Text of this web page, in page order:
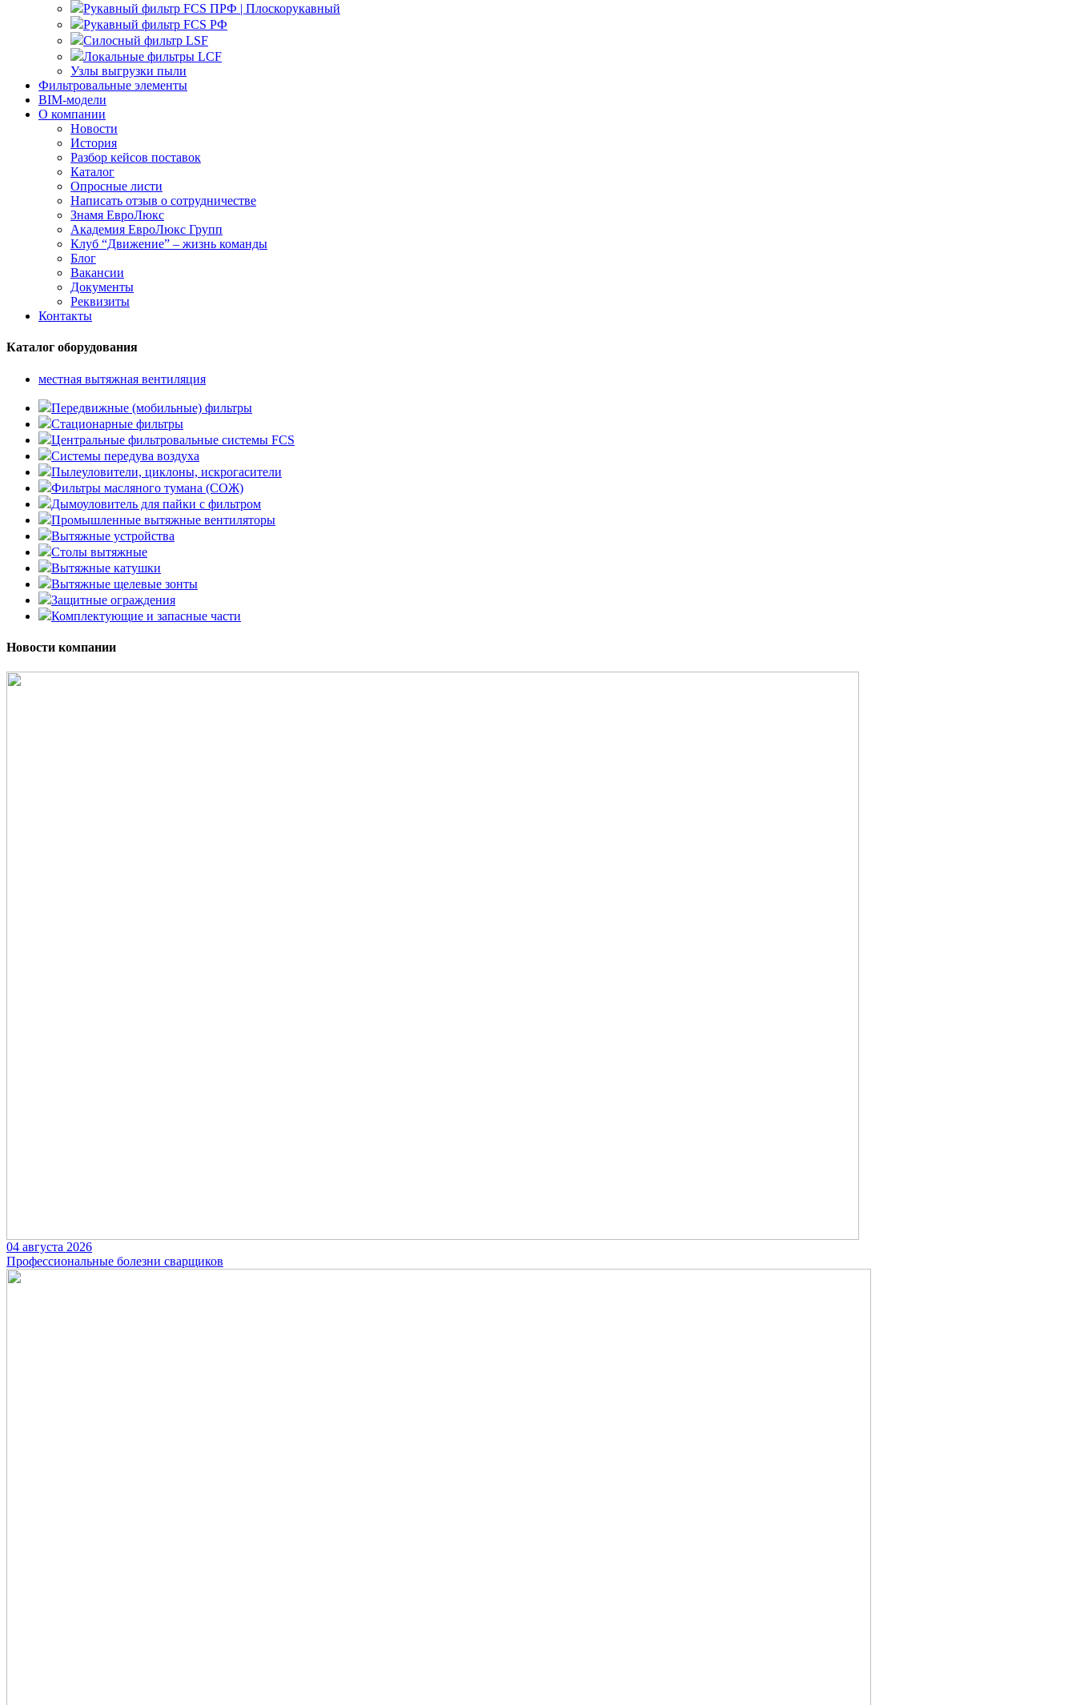
Рукавный фильтр FCS ПРФ | Плоскорукавный
Рукавный фильтр FCS РФ
Силосный фильтр LSF
Локальные фильтры LCF
Узлы выгрузки пыли
Фильтровальные элементы
BIM-модели
О компании
Новости
История
Разбор кейсов поставок
Каталог
Опросные листи
Написать отзыв о сотрудничестве
Знамя ЕвроЛюкс
Академия ЕвроЛюкс Групп
Клуб “Движение” – жизнь команды
Блог
Вакансии
Документы
Реквизиты
Контакты
Каталог оборудования
местная вытяжная вентиляция
Передвижные (мобильные) фильтры
Стационарные фильтры
Центральные фильтровальные системы FCS
Системы передува воздуха
Пылеуловители, циклоны, искрогасители
Фильтры масляного тумана (СОЖ)
Дымоуловитель для пайки с фильтром
Промышленные вытяжные вентиляторы
Вытяжные устройства
Столы вытяжные
Вытяжные катушки
Вытяжные щелевые зонты
Защитные ограждения
Комплектующие и запасные части
Новости компании
04 августа 2026
Профессиональные болезни сварщиков